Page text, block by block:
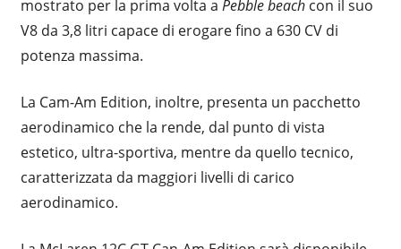
mostrato per la prima volta a Pebble beachcon il suo
V8 da 3,8 litri capace di erogare fino a 630 CV di
potenza massima.
La Cam-Am Edition, inoltre, presenta un pacchetto
aerodinamico che la rende, dal punto di vista
estetico, ultra-sportiva, mentre da quello tecnico,
caratterizzata da maggiori livelli di carico
aerodinamico.